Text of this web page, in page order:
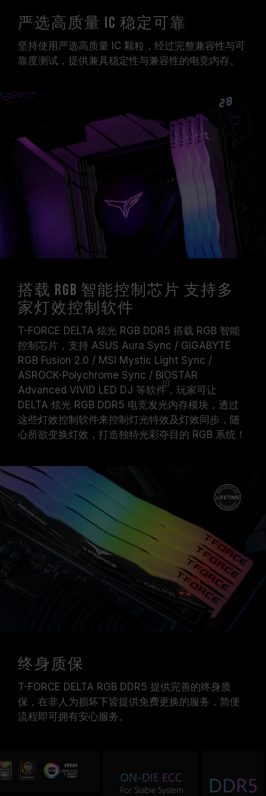
严选高质量 IC 稳定可靠
坚持使用严选高质量 IC 颗粒，经过完整兼容性与可
靠度测试，提供兼具稳定性与兼容性的电竞内存。
搭载 RGB 智能控制芯片 支持多
家灯效控制软件
T-FORCE DELTA 炫光 RGB DDR5 搭载 RGB 智能
控制芯片，支持 ASUS Aura Sync / GIGABYTE
RGB Fusion 2.0 / MSI Mystic Light Sync /
ASROCK-Polychrome Sync / BIOSTAR
Advanced VIVID LED DJ 等软件，玩家可让
DELTA 炫光 RGB DDR5 电竞发光内存模块，透过
这些灯效控制软件来控制灯光特效及灯效同步，随
心所欲变换灯效，打造独特光彩夺目的 RGB 系统！
终身质保
T-FORCE DELTA RGB DDR5 提供完善的终身质
保，在非人为损坏下皆提供免费更换的服务，简便
流程即可拥有安心服务。